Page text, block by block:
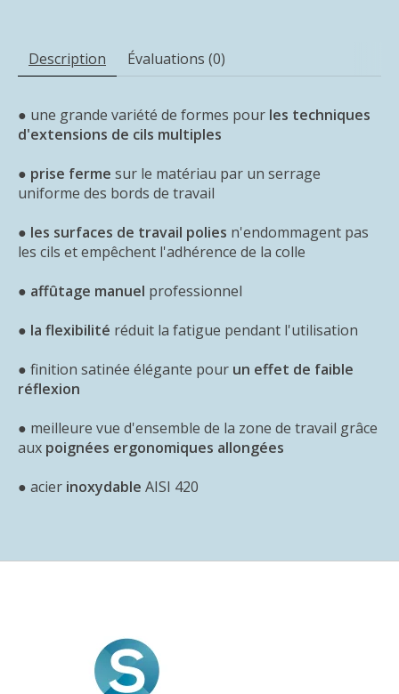
Description Évaluations (0)
● une grande variété de formes pour les techniques
d'extensions de cils multiples
● prise ferme sur le matériau par un serrage
uniforme des bords de travail
● les surfaces de travail polies n'endommagent pas
les cils et empêchent l'adhérence de la colle
● affûtage manuel professionnel
● la flexibilité réduit la fatigue pendant l'utilisation
● finition satinée élégante pour un effet de faible
réflexion
● meilleure vue d'ensemble de la zone de travail grâce
aux poignées ergonomiques allongées
● acier inoxydable AISI 420